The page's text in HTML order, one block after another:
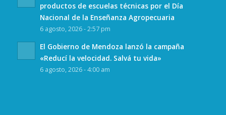
productos de escuelas técnicas por el Día
Nacional de la Enseñanza Agropecuaria
6 agosto, 2026 - 2:57 pm
El Gobierno de Mendoza lanzó la campaña
«Reducí la velocidad. Salvá tu vida»
6 agosto, 2026 - 4:00 am